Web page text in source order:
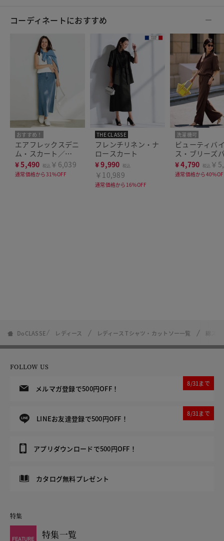
コーディネートにおすすめ
おすすめ！
エアフレックスデニ
ム・スカート／
88cm
¥5,490 税込 ￥6,039
通常価格から31%OFF
THE CLASSE
フレンチリネン・ナ
ロースカート
¥9,990 税込
￥10,989
通常価格から16%OFF
洗濯機可
ビューティバ
ス・ブリーズ
／70㎝
¥4,790 税込 ￥
通常価格から
DoCLASSE レディース レディース Tシャツ・カットソー一覧 綿ス
FOLLOW US
メルマガ登録で500円OFF！
8/31まで
LINEお友達登録で500円OFF！
8/31まで
アプリダウンロードで500円OFF！
カタログ無料プレゼント
特集
特集一覧